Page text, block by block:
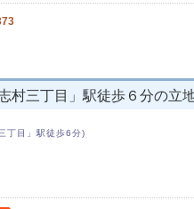
三丁目」駅徒歩６分の立
丁目」駅徒歩6分)